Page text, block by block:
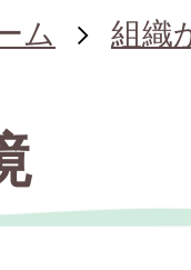
ム 組織